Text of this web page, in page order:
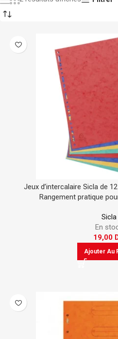
Jeux d’intercalaire Sicla de
Rangement pratique
Sicla
En
19,00
Ajouter Au